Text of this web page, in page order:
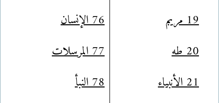
19 مريم
20 طه
21 الأنبياء
76 الإنسان
77 المرسلات
78 النبأ